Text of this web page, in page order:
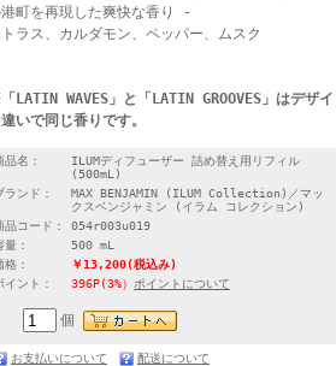
町を再現した爽快な香り -
ラス、カルダモン、ペッパー、ムスク
LATIN WAVES」と「LATIN GROOVES」はデザイ
いで同じ香りです。
品名：
ILUMディフューザー 詰め替え用リフィル
(500mL)
ランド：
MAX BENJAMIN (ILUM Collection)／マッ
クスベンジャミン (イラム コレクション)
品コード：
054r003u019
量：
500 mL
格：
￥13,200(税込み)
イント：
396P(3%） ポイントについて
個
お支払いについて 配送について